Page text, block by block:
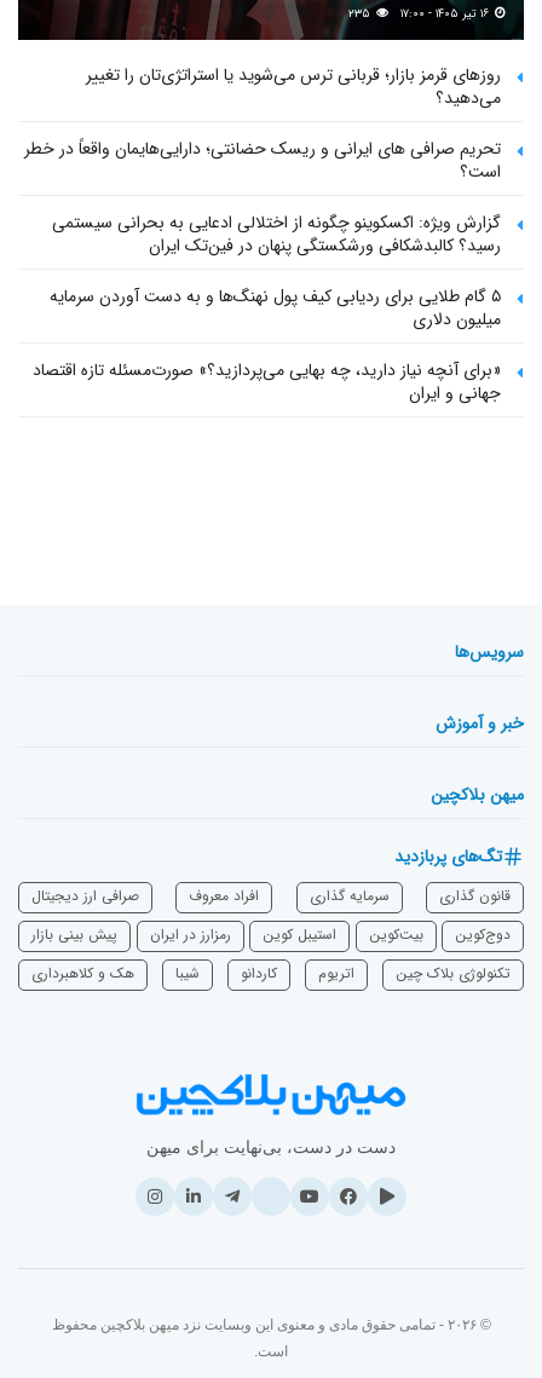
۲۳۵
روزهای قرمز بازار؛ قربانی ترس می‌شوید یا استراتژی‌تان را تغییر
می‌دهید؟
تحریم صرافی های ایرانی و ریسک حضانتی؛ دارایی‌هایمان واقعاً در خطر
است؟
گزارش ویژه: اکسکوینو چگونه از اختلالی ادعایی به بحرانی سیستمی
رسید؟ کالبدشکافی ورشکستگی پنهان در فین‌تک ایران
۵ گام طلایی برای ردیابی کیف پول‌ نهنگ‌ها و به دست آوردن سرمایه
میلیون دلاری
«برای آنچه نیاز دارید، چه بهایی می‌پردازید؟» صورت‌مسئله تازه اقتصاد
جهانی و ایران
سرویس‌ها
خبر و آموزش
میهن بلاکچین
تگ‌های پربازدید
قانون گذاری سرمایه‌ گذاری افراد معروف
صرافی ارز دیجیتال
دوج‌کوین
بیت‌کوین استیبل کوین رمزارز در ایران
پیش بینی بازار
تکنولوژی بلاک چین
اتریوم ‌کاردانو شیبا هک و کلاهبرداری
دست در دست، بی‌نهایت برای میهن
© ۲۰۲۶ - تمامی حقوق مادی و معنوی این وبسایت نزد میهن بلاکچین محفوظ
است.